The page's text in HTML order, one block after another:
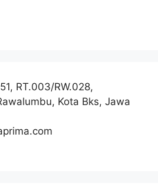
RT.003/RW.028,
Kota Bks, Jawa